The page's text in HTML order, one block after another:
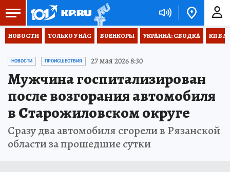
НОВОСТИ ТОЛЬКО У НАС ВОЕНКОРЫ УКРАИНА: СВОДКА КП В
НОВОСТИ ПРОИСШЕСТВИЯ 27 мая 2026 8:30
Мужчина госпитализирован
после возгорания автомобиля
в Старожиловском округе
Сразу два автомобиля сгорели в Рязанской
области за прошедшие сутки